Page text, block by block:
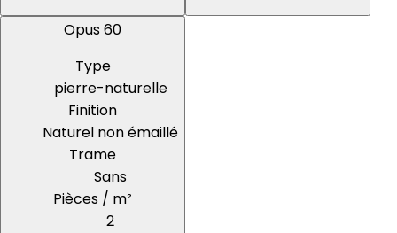
Opus 60
Type
pierre-naturelle
Finition
Naturel non émaillé
Trame
Sans
Pièces / m²
2